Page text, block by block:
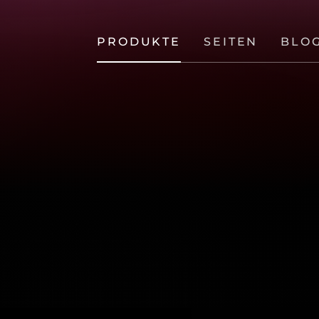
PRODUKTE SEITEN